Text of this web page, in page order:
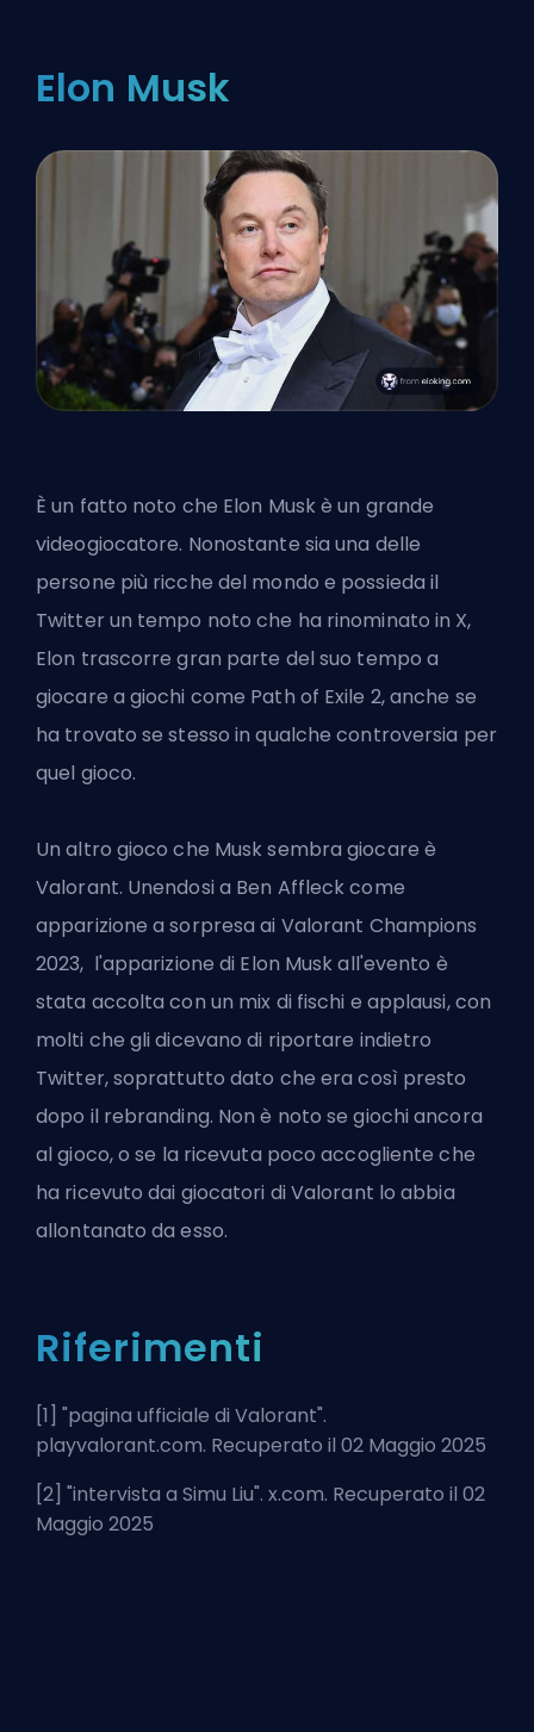
Elon Musk
È un fatto noto che Elon Musk è un grande
videogiocatore. Nonostante sia una delle
persone più ricche del mondo e possieda il
Twitter un tempo noto che ha rinominato in X,
Elon trascorre gran parte del suo tempo a
giocare a giochi come Path of Exile 2, anche se
ha trovato se stesso in qualche controversia per
quel gioco.
Un altro gioco che Musk sembra giocare è
Valorant. Unendosi a Ben Affleck come
apparizione a sorpresa ai Valorant Champions
2023, l'apparizione di Elon Musk all'evento è
stata accolta con un mix di fischi e applausi, con
molti che gli dicevano di riportare indietro
Twitter, soprattutto dato che era così presto
dopo il rebranding. Non è noto se giochi ancora
al gioco, o se la ricevuta poco accogliente che
ha ricevuto dai giocatori di Valorant lo abbia
allontanato da esso.
Riferimenti
[1] "pagina ufficiale di Valorant".
playvalorant.com. Recuperato il 02 Maggio 2025
[2] "intervista a Simu Liu". x.com. Recuperato il 02
Maggio 2025